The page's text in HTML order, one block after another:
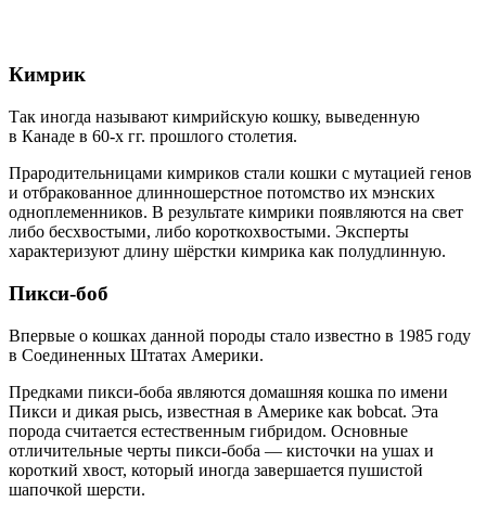
Кимрик
Так иногда называют кимрийскую кошку, выведенную
в Канаде в 60-х гг. прошлого столетия.
Прародительницами кимриков стали кошки с мутацией генов
и отбракованное длинношерстное потомство их мэнских
одноплеменников. В результате кимрики появляются на свет
либо бесхвостыми, либо короткохвостыми. Эксперты
характеризуют длину шёрстки кимрика как полудлинную.
Пикси-боб
Впервые о кошках данной породы стало известно в 1985 году
в Соединенных Штатах Америки.
Предками пикси-боба являются домашняя кошка по имени
Пикси и дикая рысь, известная в Америке как bobcat. Эта
порода считается естественным гибридом. Основные
отличительные черты пикси-боба — кисточки на ушах и
короткий хвост, который иногда завершается пушистой
шапочкой шерсти.